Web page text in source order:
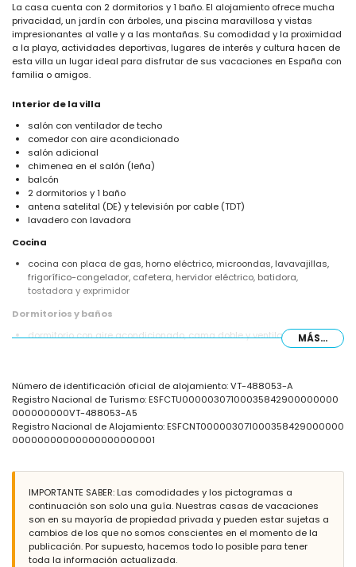
La casa cuenta con 2 dormitorios y 1 baño. El alojamiento ofrece mucha
privacidad, un jardín con árboles, una piscina maravillosa y vistas
impresionantes al valle y a las montañas. Su comodidad y la proximidad
a la playa, actividades deportivas, lugares de interés y cultura hacen de
esta villa un lugar ideal para disfrutar de sus vacaciones en España con
familia o amigos.
Interior de la villa
salón con ventilador de techo
comedor con aire acondicionado
salón adicional
chimenea en el salón (leña)
balcón
2 dormitorios y 1 baño
antena satelital (DE) y televisión por cable (TDT)
lavadero con lavadora
Cocina
cocina con placa de gas, horno eléctrico, microondas, lavavajillas,
frigorífico-congelador, cafetera, hervidor eléctrico, batidora,
tostadora y exprimidor
Dormitorios y baños
dormitorio con aire acondicionado, cama doble y ventilador
Exterior de la villa
parcela grande y cerrada
piscina privada de 8m x 5m y 2m de profundidad
jardín con árboles y mobiliario de jardín con tumbonas
4 terrazas, de las cuales 1 está cubierta
zona de estar al aire libre
plaza de aparcamiento cubierta privada y 2 plazas de aparcamiento
privadas
Más información
pueblo más cercano: Jávea (a menos de 5 kilómetros de la villa)
orilla o ribera más cercana: Mediterráneo, Jávea (a menos de 4
MÁS...
Número de identificación oficial de alojamiento: VT-488053-A
Registro Nacional de Turismo: ESFCTU00000307100035842900000000
000000000VT-488053-A5
Registro Nacional de Alojamiento: ESFCNT000003071000358429000000
00000000000000000000001
IMPORTANTE SABER: Las comodidades y los pictogramas a
continuación son solo una guía. Nuestras casas de vacaciones
son en su mayoría de propiedad privada y pueden estar sujetas a
cambios de los que no somos conscientes en el momento de la
publicación. Por supuesto, hacemos todo lo posible para tener
toda la información actualizada.